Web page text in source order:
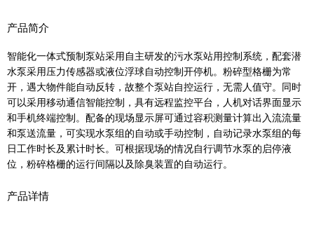
产品简介
智能化一体式预制泵站采用自主研发的污水泵站用控制系统，配套潜
水泵采用压力传感器或液位浮球自动控制开停机。粉碎型格栅为常
开，遇大物件能自动反转，故整个泵站自控运行，无需人值守。同时
可以采用移动通信智能控制，具有远程监控平台，人机对话界面显示
和手机终端控制。配备的现场显示屏可通过容积测量计算出入流流量
和泵送流量，可实现水泵组的自动或手动控制，自动记录水泵组的每
日工作时长及累计时长。可根据现场的情况自行调节水泵的启停液
位，粉碎格栅的运行间隔以及除臭装置的自动运行。
产品详情